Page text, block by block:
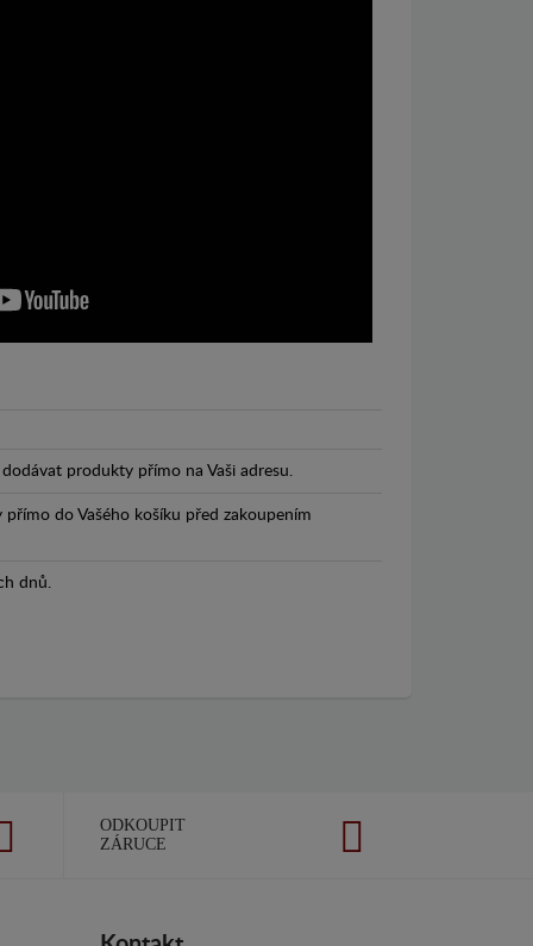
produkty přímo na Vaši adresu.
do Vašého košíku před zakoupením
dnů.
ODKOUPIT
ZÁRUCE